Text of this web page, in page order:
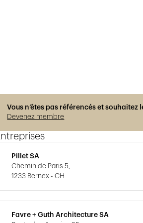
Vous n’êtes pas référencés et souhaitez
Devenez membre
Pillet SA
Chemin de Paris 5,
1233 Bernex - CH
Favre + Guth Architecture SA